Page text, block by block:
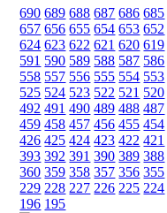
690 689 688 687 686 685
657 656 655 654 653 652
624 623 622 621 620 619
591 590 589 588 587 586
558 557 556 555 554 553
525 524 523 522 521 520
492 491 490 489 488 487
459 458 457 456 455 454
426 425 424 423 422 421
393 392 391 390 389 388
360 359 358 357 356 355
229 228 227 226 225 224
196 195